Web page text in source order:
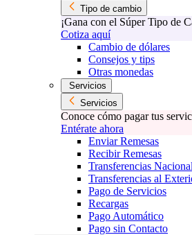
Tipo de cambio
¡Gana con el Súper Tipo de
Cotiza aquí
Cambio de dólares
Consejos y tips
Otras monedas
Servicios
Servicios
Conoce cómo pagar tus
Entérate ahora
Enviar Remesas
Recibir Remesas
Transferencias
Transferencias al
Pago de Servicios
Recargas
Pago Automático
Pago sin Contacto